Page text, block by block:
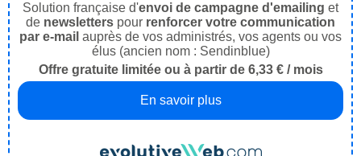
Solution française d'envoi de campagne d'emailing et
de newsletters pour renforcer votre communication
par e-mail auprès de vos administrés, vos agents ou vos
élus (ancien nom : Sendinblue)
Offre gratuite limitée ou à partir de 6,33 € / mois
En savoir plus